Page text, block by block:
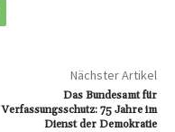
Nächster Artikel
Das Bundesamt für
Verfassungsschutz: 75 Jahre im
Dienst der Demokratie